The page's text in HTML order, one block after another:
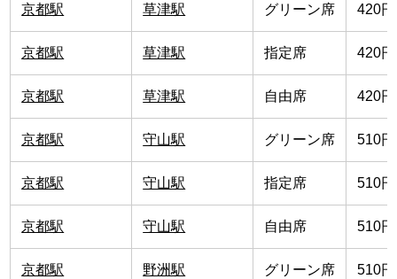
京都駅 草津駅 グリーン席 420円
京都駅 草津駅 指定席 420円
京都駅 草津駅 自由席 420円
京都駅 守山駅 グリーン席 510円
京都駅 守山駅 指定席 510円
京都駅 守山駅 自由席 510円
京都駅 野洲駅 グリーン席 510円